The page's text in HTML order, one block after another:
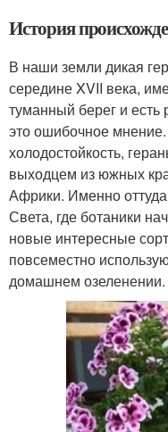
История
В наши земли дикая
середине XVII века,
туманный берег и есть
это ошибочное
холодостойкость,
выходцем из южных
Африки. Именно
Света, где ботаники
новые интересные
повсеместно
домашнем озеленении.